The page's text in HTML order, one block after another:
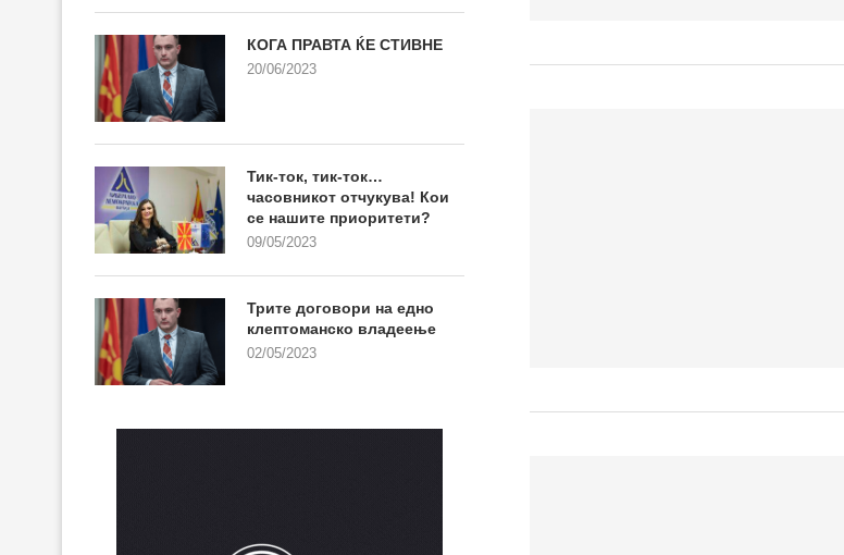
КОГА ПРАВТА ЌЕ СТИВНЕ
20/06/2023
Тик-ток, тик-ток…
часовникот отчукува! Кои
се нашите приоритети?
09/05/2023
Трите договори на едно
клептоманско владеење
02/05/2023